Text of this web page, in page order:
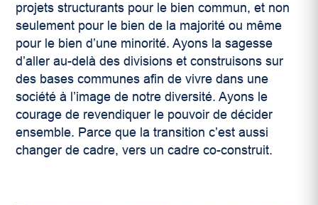
projets structurants pour le bien commun, et non
seulement pour le bien de la majorité ou même
pour le bien d’une minorité. Ayons la sagesse
d’aller au-delà des divisions et construisons sur
des bases communes afin de vivre dans une
société à l’image de notre diversité. Ayons le
courage de revendiquer le pouvoir de décider
ensemble. Parce que la transition c’est aussi
changer de cadre, vers un cadre co-construit.